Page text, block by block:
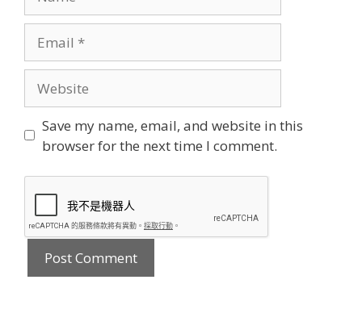
Save my name, email, and website in this
browser for the next time I comment.